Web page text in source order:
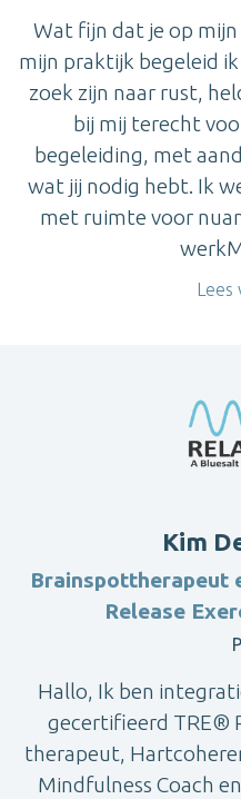
Wat fijn dat je op
mijn praktijk begeleid
zoek zijn naar rust,
bij mij terecht
begeleiding, met
wat jij nodig hebt. Ik
met ruimte voor
Lees
Kim
Brainspottherapeut
Release
Hallo, Ik ben
gecertifieerd TRE®
therapeut,
Mindfulness Coach